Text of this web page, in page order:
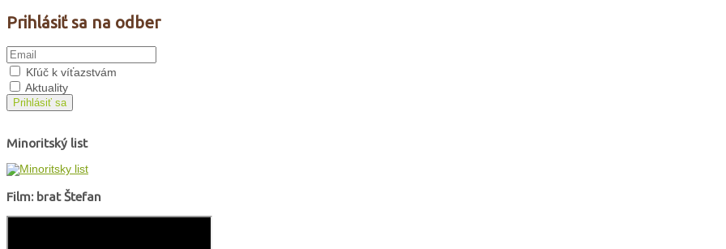
Prihlásiť sa na odber
Kľúč k víťazstvám
Aktuality
Prihlásiť sa
Minoritský list
Film: brat Štefan